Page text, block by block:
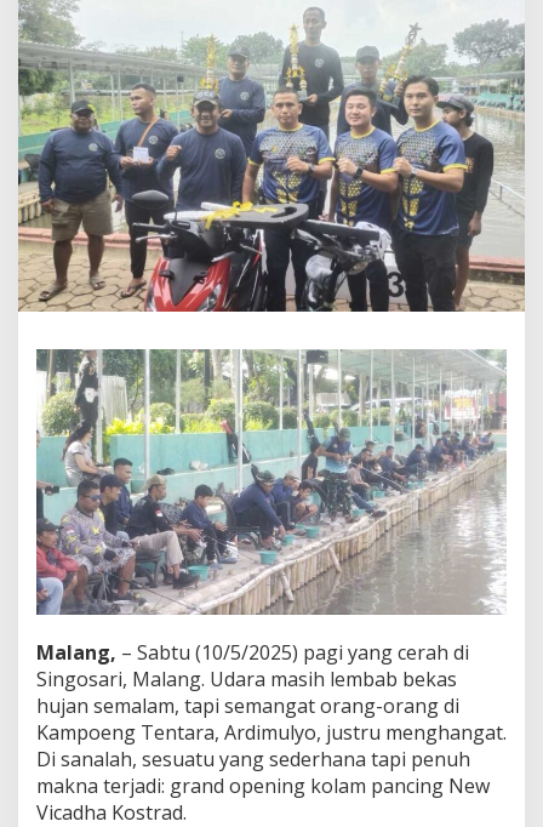
m
L
e
l
e
N
e
V
i
c
a
d
h
:
K
e
t
k
a
T
N
I
B
i
k
i
n
L
o
m
b
a
M
Malang, – Sabtu (10/5/2025) pagi yang cerah di
Singosari, Malang. Udara masih lembab bekas
hujan semalam, tapi semangat orang-orang di
Kampoeng Tentara, Ardimulyo, justru menghangat.
Di sanalah, sesuatu yang sederhana tapi penuh
makna terjadi: grand opening kolam pancing New
Vicadha Kostrad.